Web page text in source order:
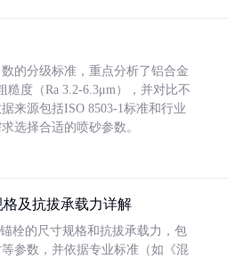
的分级标准，重点分析了铝合金
糙度（Ra 3.2-6.3μm），并对比不
来源包括ISO 8503-1标准和行业
选择合适的喷砂参数。
及抗拔承载力详解
栓的尺寸规格和抗拔承载力，包
参数，并依据专业标准（如《混